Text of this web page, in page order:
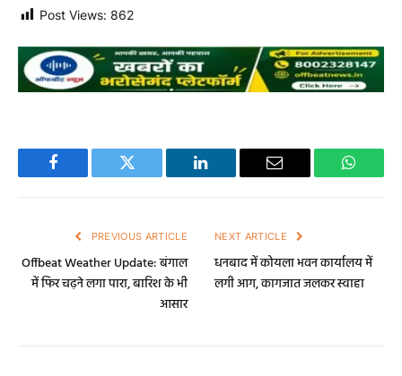
Post Views: 862
Facebook Twitter LinkedIn Email
PREVIOUS ARTICLE
Offbeat Weather Update: बंगाल
में फिर चढ़ने लगा पारा, बारिश के भी
आसार
NEXT ARTICLE
धनबाद में कोयला भवन कार्यालय में
लगी आग, कागजात जलकर स्वाहा